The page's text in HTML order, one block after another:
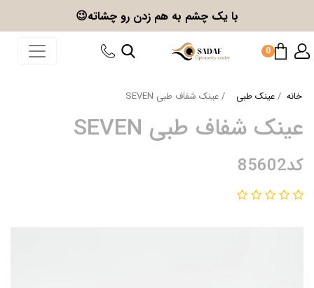
با یک چشم به هم زدن رو چشاته😉
0
خانه عینک طبی عینک شفاف طبی SEVEN
عینک شفاف طبی SEVEN
کد85602